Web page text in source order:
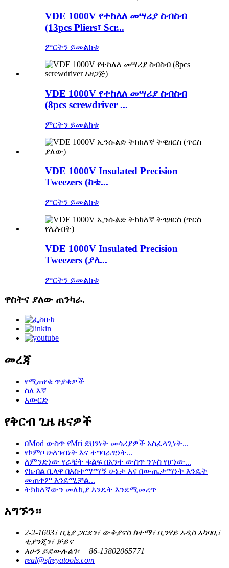
VDE 1000V የተከለለ መሣሪያ ስብስብ
(13pcs Pliers፣ Scr...
ምርትን ይመልከቱ
VDE 1000V የተከለለ መሣሪያ ስብስብ
(8pcs screwdriver ...
ምርትን ይመልከቱ
VDE 1000V Insulated Precision
Tweezers (ከቴ...
ምርትን ይመልከቱ
VDE 1000V Insulated Precision
Tweezers (ያለ...
ምርትን ይመልከቱ
ዋስትና ያለው ጠንካራ.
መረጃ
የሚጠየቁ ጥያቄዎች
ስለ እኛ
አውርድ
የቅርብ ጊዜ ዜናዎች
በMod ውስጥ የMri ደህንነት መሳሪያዎች አስፈላጊነት...
የኮምቦ ሁለገብነት እና ተግባራዊነት...
ለምንድነው የራቼት ቁልፍ በአንተ ውስጥ ንጉስ የሆነው...
የኬብል ቢላዋ በአስተማማኝ ሁኔታ እና በውጤታማነት እንዴት
መጠቀም እንደሚቻል...
ትክክለኛውን መለኪያ እንዴት እንደሚመረጥ
አግኙን።
2-2-1603፣ ቢኒያ ጋርደን፣ ውቅያኖስ ከተማ፣ ቢንሃይ አዲስ አካባቢ፣
ቲያንጂን፣ ቻይና
አሁን ይደውሉልን፡ + 86-13802065771
real@sfreyatools.com